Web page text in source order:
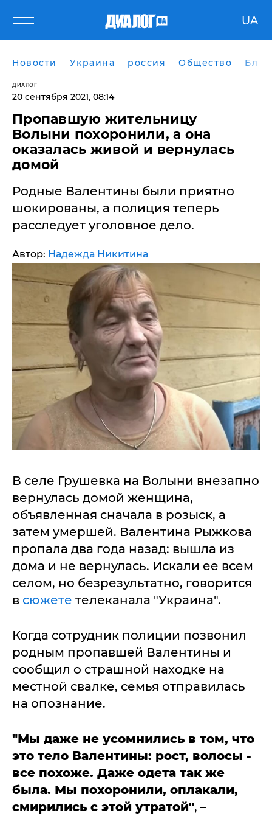
UA
Новости Украина россия Общество
ДИАЛОГ
20 сентября 2021, 08:14
Пропавшую жительницу
Волыни похоронили, а она
оказалась живой и вернулась
домой
Родные Валентины были приятно
шокированы, а полиция теперь
расследует уголовное дело.
Автор: Надежда Никитина
В селе Грушевка на Волыни внезапно
вернулась домой женщина,
объявленная сначала в розыск, а
затем умершей. Валентина Рыжкова
пропала два года назад: вышла из
дома и не вернулась. Искали ее всем
селом, но безрезультатно, говорится
в сюжете телеканала "Украина".
Когда сотрудник полиции позвонил
родным пропавшей Валентины и
сообщил о страшной находке на
местной свалке, семья отправилась
на опознание.
"Мы даже не усомнились в том, что
это тело Валентины: рост, волосы -
все похоже. Даже одета так же
была. Мы похоронили, оплакали,
смирились с этой утратой", –